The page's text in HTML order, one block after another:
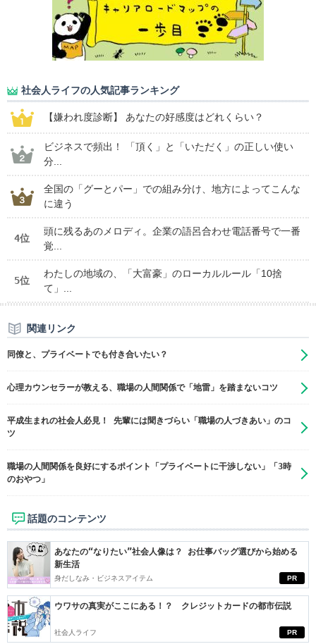
社会人ライフの人気記事ランキング
【嫌われ度診断】 あなたの好感度はどれくらい？
ビジネスで頻出！ 「頂く」と「いただく」の正しい使い
分...
全国の「グーとパー」での組み分け、地方によってこんな
に違う
4位
頭に残るあのメロディ。企業の語呂合わせ電話番号で一番
覚...
5位
わたしの地域の、「大富豪」のローカルルール「10捨
て」...
関連リンク
同僚と、プライベートでも付き合いたい？
心理カウンセラーが教える、職場の人間関係で「地雷」を踏まないコツ
平成生まれの社会人必見！ 先輩には聞きづらい「職場の人づきあい」のコ
ツ
職場の人間関係を良好にするポイント「プライベートに干渉しない」「3時
のおやつ」
話題のコンテンツ
PR
あなたの“なりたい”社会人像は？ お仕事バッグ選びから始める
新生活
身だしなみ・ビジネスアイテム
PR
ウワサの真実がここにある！？ クレジットカードの都市伝説
社会人ライフ